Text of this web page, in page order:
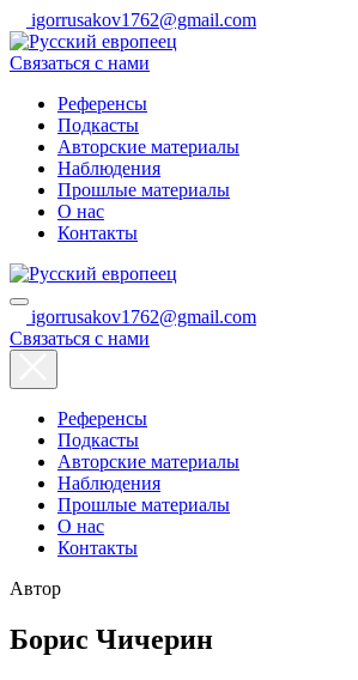
igorrusakov1762@gmail.com
Связаться с нами
Референсы
Подкасты
Авторские материалы
Наблюдения
Прошлые материалы
О нас
Контакты
igorrusakov1762@gmail.com
Связаться с нами
Референсы
Подкасты
Авторские материалы
Наблюдения
Прошлые материалы
О нас
Контакты
Автор
Борис Чичерин